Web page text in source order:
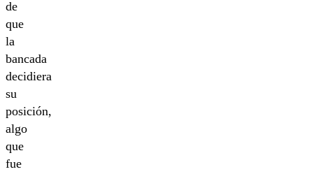
de
que
la
bancada
decidiera
su
posición,
algo
que
fue